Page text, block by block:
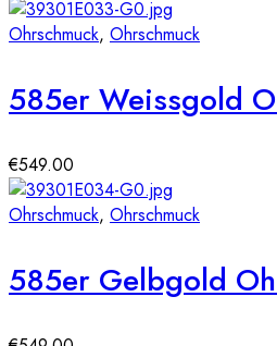
Ohrschmuck, Ohrschmuck
€549.00
Ohrschmuck, Ohrschmuck